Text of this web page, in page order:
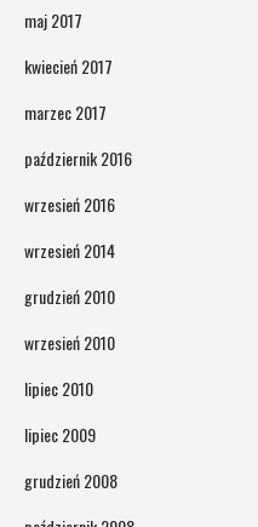
maj 2017
kwiecień 2017
marzec 2017
październik 2016
wrzesień 2016
wrzesień 2014
grudzień 2010
wrzesień 2010
lipiec 2010
lipiec 2009
grudzień 2008